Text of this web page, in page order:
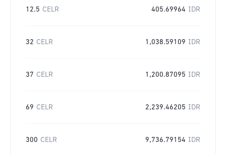
12.5 CELR 405.69964 IDR
32 CELR 1,038.59109 IDR
37 CELR 1,200.87095 IDR
69 CELR 2,239.46205 IDR
300 CELR 9,736.79154 IDR